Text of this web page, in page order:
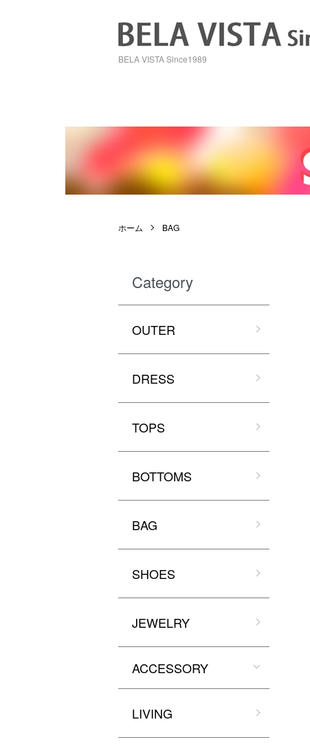
BELA VISTA Since1989
ホーム BAG
Category
OUTER
DRESS
TOPS
BOTTOMS
BAG
SHOES
JEWELRY
ACCESSORY
LIVING